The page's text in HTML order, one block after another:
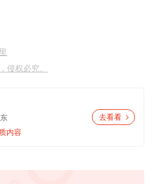
侵权必究。
内容
去看看